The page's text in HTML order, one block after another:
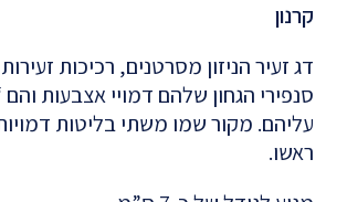
קרנון
דג זעיר הניזון מסרטנים, רכיכות
סנפירי הגחון שלהם דמויי אצבעות והם
עליהם. מקור שמו משתי בליטות
ראשו.